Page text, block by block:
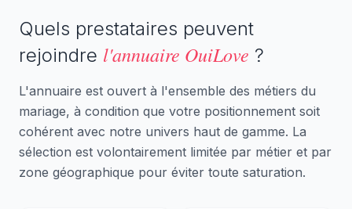
Quels prestataires peuvent
rejoindre l'annuaire OuiLove ?
L'annuaire est ouvert à l'ensemble des métiers du
mariage, à condition que votre positionnement soit
cohérent avec notre univers haut de gamme. La
sélection est volontairement limitée par métier et par
zone géographique pour éviter toute saturation.